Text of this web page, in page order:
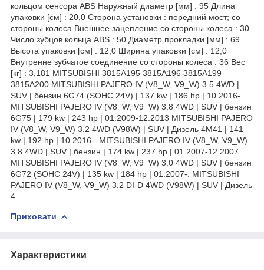
кольцом сенсора ABS Наружный диаметр [мм] : 95 Длина
упаковки [см] : 20,0 Сторона установки : передний мост; со
стороны колеса Внешнее зацепление со стороны колеса : 30
Число зубцов кольца ABS : 50 Диаметр прокладки [мм] : 69
Высота упаковки [см] : 12,0 Ширина упаковки [см] : 12,0
Внутренне зубчатое соединение со стороны колеса : 36 Вес
[кг] : 3,181 MITSUBISHI 3815A195 3815A196 3815A199
3815A200 MITSUBISHI PAJERO IV (V8_W, V9_W) 3.5 4WD |
SUV | бензин 6G74 (SOHC 24V) | 137 kw | 186 hp | 10.2016-.
MITSUBISHI PAJERO IV (V8_W, V9_W) 3.8 4WD | SUV | бензин
6G75 | 179 kw | 243 hp | 01.2009-12.2013 MITSUBISHI PAJERO
IV (V8_W, V9_W) 3.2 4WD (V98W) | SUV | Дизель 4M41 | 141
kw | 192 hp | 10.2016-. MITSUBISHI PAJERO IV (V8_W, V9_W)
3.8 4WD | SUV | бензин | 174 kw | 237 hp | 01.2007-12.2007
MITSUBISHI PAJERO IV (V8_W, V9_W) 3.0 4WD | SUV | бензин
6G72 (SOHC 24V) | 135 kw | 184 hp | 01.2007-. MITSUBISHI
PAJERO IV (V8_W, V9_W) 3.2 DI-D 4WD (V98W) | SUV | Дизель
4
Приховати
Характеристики